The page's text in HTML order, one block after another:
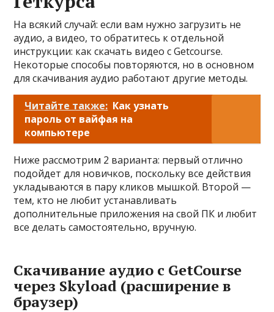
На всякий случай: если вам нужно загрузить не
аудио, а видео, то обратитесь к отдельной
инструкции: как скачать видео с Getcourse.
Некоторые способы повторяются, но в основном
для скачивания аудио работают другие методы.
Читайте также: Как узнать
пароль от вайфая на
компьютере
Ниже рассмотрим 2 варианта: первый отлично
подойдет для новичков, поскольку все действия
укладываются в пару кликов мышкой. Второй —
тем, кто не любит устанавливать
дополнительные приложения на свой ПК и любит
все делать самостоятельно, вручную.
Скачивание аудио с GetCourse
через Skyload (расширение в
браузер)